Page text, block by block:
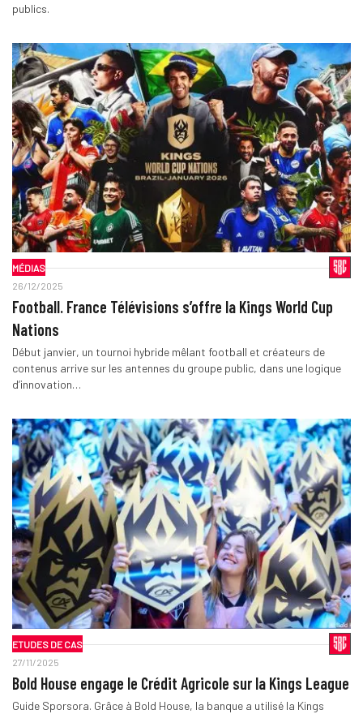
publics.
MÉDIAS
26/12/2025
Football. France Télévisions s’offre la Kings World Cup
Nations
Début janvier, un tournoi hybride mêlant football et créateurs de
contenus arrive sur les antennes du groupe public, dans une logique
d’innovation…
ETUDES DE CAS
27/11/2025
Bold House engage le Crédit Agricole sur la Kings League
Guide Sporsora. Grâce à Bold House, la banque a utilisé la Kings